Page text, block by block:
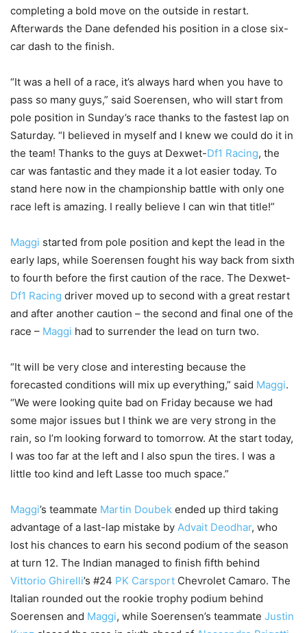
completing a bold move on the outside in restart.
Afterwards the Dane defended his position in a close six-
car dash to the finish.
“It was a hell of a race, it’s always hard when you have to
pass so many guys,” said Soerensen, who will start from
pole position in Sunday’s race thanks to the fastest lap on
Saturday. “I believed in myself and I knew we could do it in
the team! Thanks to the guys at Dexwet-Df1 Racing, the
car was fantastic and they made it a lot easier today. To
stand here now in the championship battle with only one
race left is amazing. I really believe I can win that title!”
Maggi started from pole position and kept the lead in the
early laps, while Soerensen fought his way back from sixth
to fourth before the first caution of the race. The Dexwet-
Df1 Racing driver moved up to second with a great restart
and after another caution – the second and final one of the
race – Maggi had to surrender the lead on turn two.
“It will be very close and interesting because the
forecasted conditions will mix up everything,” said Maggi.
“We were looking quite bad on Friday because we had
some major issues but I think we are very strong in the
rain, so I’m looking forward to tomorrow. At the start today,
I was too far at the left and I also spun the tires. I was a
little too kind and left Lasse too much space.”
Maggi’s teammate Martin Doubek ended up third taking
advantage of a last-lap mistake by Advait Deodhar, who
lost his chances to earn his second podium of the season
at turn 12. The Indian managed to finish fifth behind
Vittorio Ghirelli’s #24 PK Carsport Chevrolet Camaro. The
Italian rounded out the rookie trophy podium behind
Soerensen and Maggi, while Soerensen’s teammate Justin